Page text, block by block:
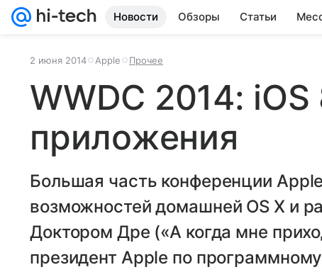
Новости Обзоры Статьи
2 июня 2014 Apple Прочее
WWDC 2014: iOS
приложения
Большая часть конференции
возможностей домашней OS X и
Доктором Дре («А когда мне
президент Apple по